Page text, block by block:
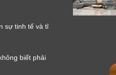
sự tinh tế và tỉ
biết phải